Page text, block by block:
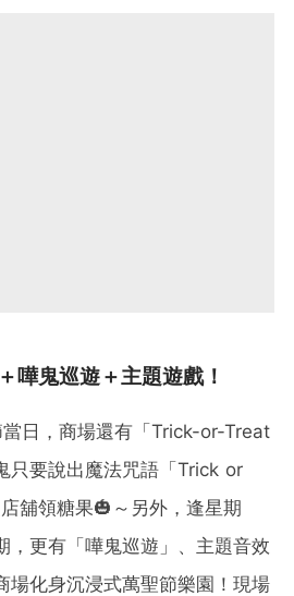
鬼巡遊＋主題遊戲！
日，商場還有「Trick-or-Treat
只要說出魔法咒語「Trick or
舖領糖果🎃～另外，逢星期
，更有「嘩鬼巡遊」、主題音效
場化身沉浸式萬聖節樂園！現場